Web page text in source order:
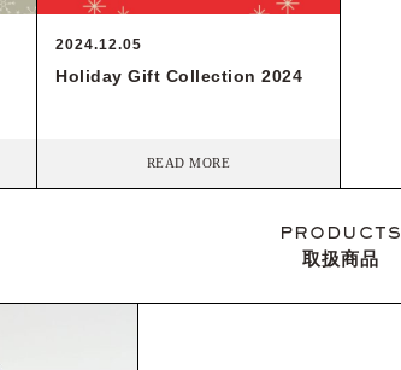
2024.12.05
Holiday Gift Collection 2024
READ MORE
PRODUCTS
取扱商品